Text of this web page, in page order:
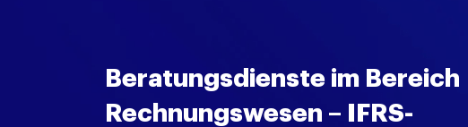
Beratungsdienste im Bereich
Rechnungswesen – IFRS-